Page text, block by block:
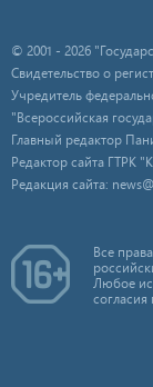
© 2001 - 2026
Свидетельство о
Учредитель
"Всероссийская
Главный редактор
Редактор сайта ГТРК
Редакция сайта:
Все
Любое
согласия